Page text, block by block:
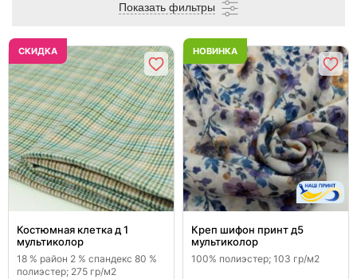
Показать фильтры
CКИДКА
Костюмная клетка д 1
мультиколор
18 % район 2 % спандекс 80 %
полиэстер; 275 гр/м2
НОВИНКА
Креп шифон принт д5
мультиколор
100% полиэстер; 103 гр/м2